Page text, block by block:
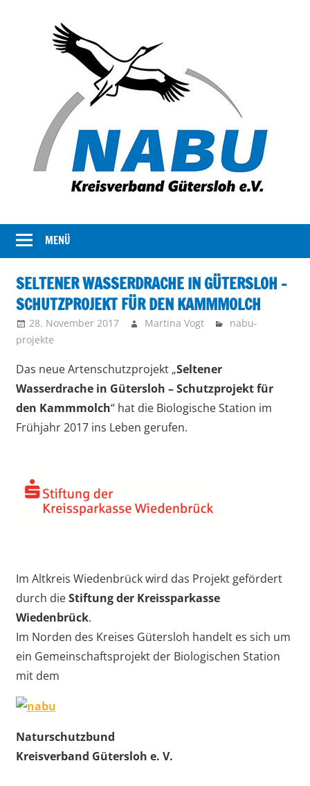
NABU
Gütersloh
Kreisverband
NABU
stellt
sich
vor
MENÜ
SELTENER WASSERDRACHE IN GÜTERSLOH –
SCHUTZPROJEKT FÜR DEN KAMMMOLCH
28. November 2017 Martina Vogt
nabu-
projekte
Das neue Artenschutzprojekt „Seltener
Wasserdrache in Gütersloh – Schutzprojekt für
den Kammmolch“ hat die Biologische Station im
Frühjahr 2017 ins Leben gerufen.
Im Altkreis Wiedenbrück wird das Projekt gefördert
durch dieStiftung der Kreissparkasse
Wiedenbrück.
Im Norden des Kreises Gütersloh handelt es sich um
ein Gemeinschaftsprojekt der Biologischen Station
mit dem
Naturschutzbund
Kreisverband Gütersloh e. V.